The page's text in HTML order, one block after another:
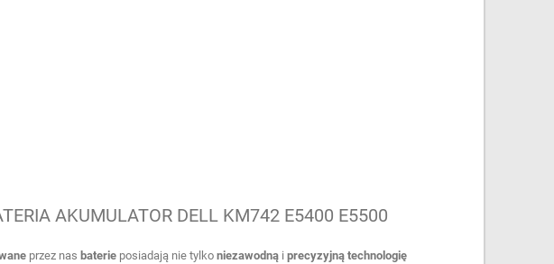
AKUMULATOR DELL KM742 E5400 E5500
przez nas baterieposiadają nie tylko niezawodnąi precyzyjną technologię